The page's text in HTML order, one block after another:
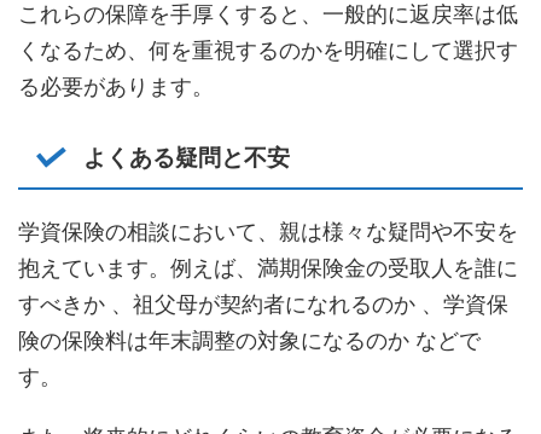
これらの保障を手厚くすると、一般的に返戻率は低
くなるため、何を重視するのかを明確にして選択す
る必要があります。
よくある疑問と不安
学資保険の相談において、親は様々な疑問や不安を
抱えています。例えば、満期保険金の受取人を誰に
すべきか 、祖父母が契約者になれるのか 、学資保
険の保険料は年末調整の対象になるのか などで
す。